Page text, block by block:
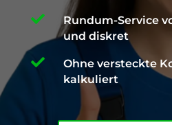

Rundum-Service
und diskret

Ohne versteckte
kalkuliert